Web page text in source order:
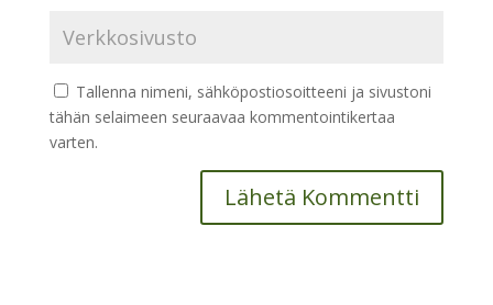
Tallenna nimeni, sähköpostiosoitteeni ja sivustoni
tähän selaimeen seuraavaa kommentointikertaa
varten.